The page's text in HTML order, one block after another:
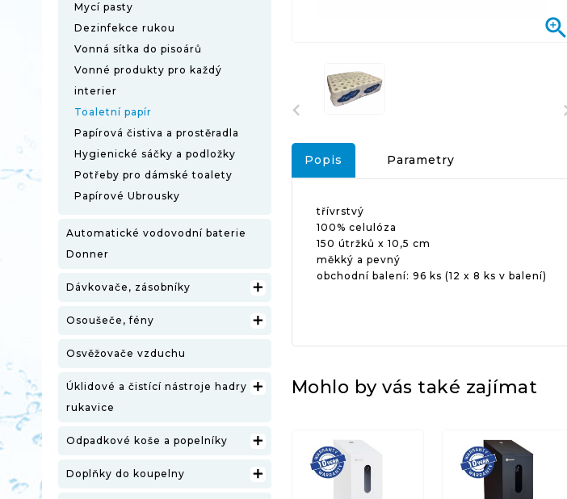
Mycí pasty
Dezinfekce rukou
Vonná sítka do pisoárů
Vonné produkty pro každý
interier
Toaletní papír
Papírová čistiva a prostěradla
Hygienické sáčky a podložky
Potřeby pro dámské toalety
Papírové Ubrousky
Automatické vodovodní baterie
Donner
Dávkovače, zásobníky 
Osoušeče, fény 
Osvěžovače vzduchu
Úklidové a čistící nástroje hadry
rukavice

Odpadkové koše a popelníky 
Doplňky do koupelny 

Popis Parametry
třívrstvý
100% celulóza
150 útržků x 10,5 cm
měkký a pevný
obchodní balení: 96 ks (12 x 8 ks v balení)
Mohlo by vás také zajímat